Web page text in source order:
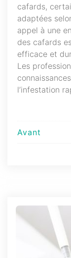
cafards,
adaptées
appel à une
des cafards
efficace et
Les
l’infestation
Avant